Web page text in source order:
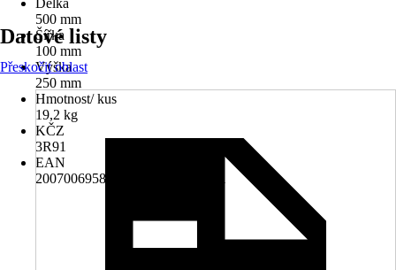
Délka
500 mm
Šířka
100 mm
Výška
250 mm
Hmotnost/ kus
19,2 kg
KČZ
3R91
EAN
2007006958364, 8595770808281
Datové listy
Přeskočit oblast